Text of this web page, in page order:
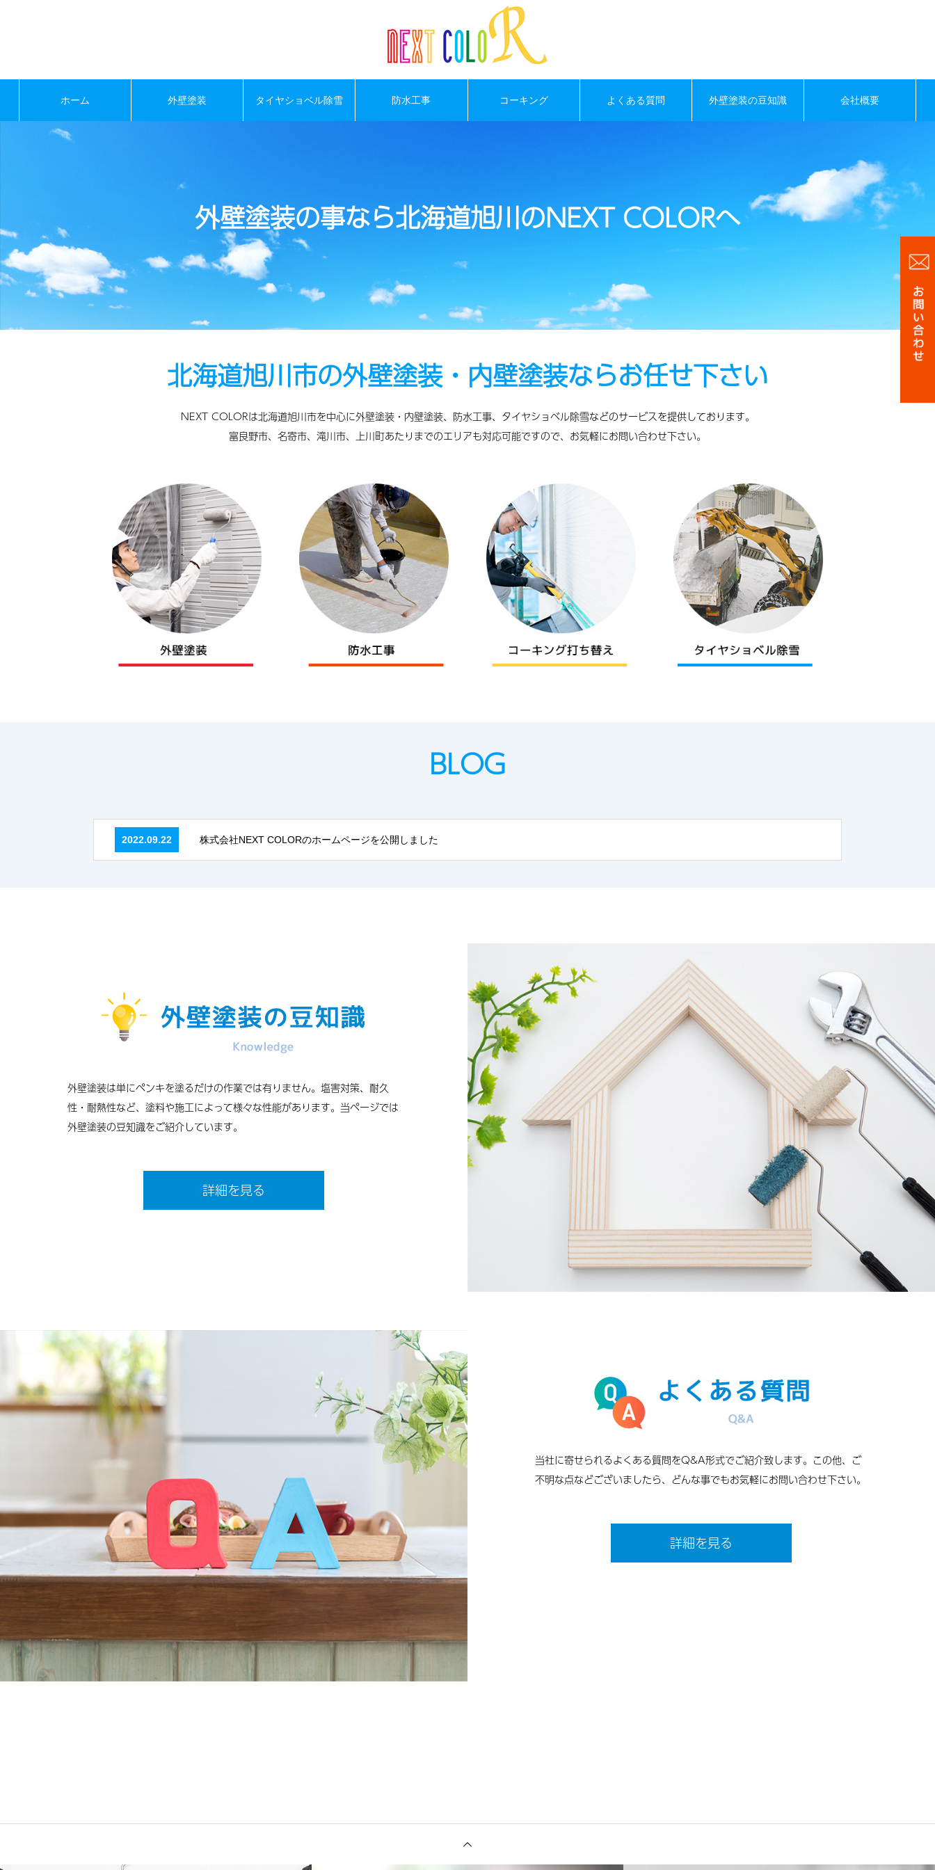
ホーム 外壁塗装 タイヤショベル除雪 防水工事 コーキング よくある質問 外壁塗装の豆知識 会社概要
外壁塗装の事なら北海道旭川のNEXT COLORへ
北海道旭川市の外壁塗装・内壁塗装ならお任せ下さい
NEXT COLORは北海道旭川市を中心に外壁塗装・内壁塗装、防水工事、タイヤショベル除雪などのサービスを提供しております。
富良野市、名寄市、滝川市、上川町あたりまでのエリアも対応可能ですので、お気軽にお問い合わせ下さい。
BLOG
2022.09.22 株式会社NEXT COLORのホームページを公開しました
外壁塗装は単にペンキを塗るだけの作業では有りません。塩害対策、耐久
性・耐熱性など、塗料や施工によって様々な性能があります。当ページでは
外壁塗装の豆知識をご紹介しています。
詳細を見る
当社に寄せられるよくある質問をQ&A形式でご紹介致します。この他、ご
不明な点などございましたら、どんな事でもお気軽にお問い合わせ下さい。
詳細を見る